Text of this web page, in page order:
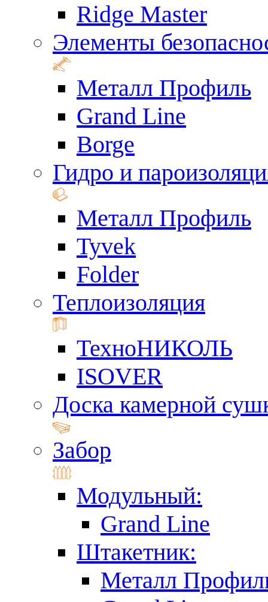
Ridge Master
Элементы
Металл Профиль
Grand Line
Borge
Гидро и
Металл Профиль
Tyvek
Folder
Теплоизоляция
ТехноНИКОЛЬ
ISOVER
Доска камерной
Забор
Модульный:
Grand Line
Штакетник:
Металл